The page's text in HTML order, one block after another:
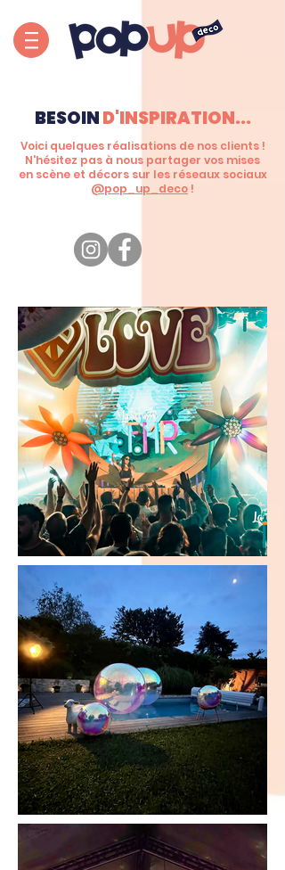
BESOIND'INSPIRATION...
Voici quelques réalisations de nos clients !
N'hésitez pas à nous partager vos mises
en scène et décors sur les réseaux sociaux
@pop_up_deco !